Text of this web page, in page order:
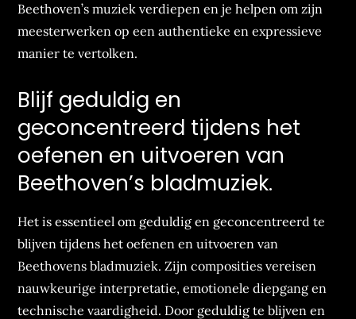
Beethoven’s muziek verdiepen en je helpen om zijn
meesterwerken op een authentieke en expressieve
manier te vertolken.
Blijf geduldig en
geconcentreerd tijdens het
oefenen en uitvoeren van
Beethoven’s bladmuziek.
Het is essentieel om geduldig en geconcentreerd te
blijven tijdens het oefenen en uitvoeren van
Beethovens bladmuziek. Zijn composities vereisen
nauwkeurige interpretatie, emotionele diepgang en
technische vaardigheid. Door geduldig te blijven en